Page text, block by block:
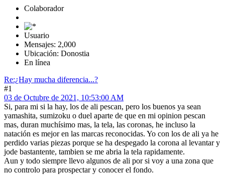
Colaborador
Usuario
Mensajes: 2,000
Ubicación: Donostia
En línea
Re:¿Hay mucha diferencia...?
#1
03 de Octubre de 2021, 10:53:00 AM
Si, para mi si la hay, los de ali pescan, pero los buenos ya sean
yamashita, sumizoku o duel aparte de que en mi opinion pescan
mas, duran muchísimo mas, la tela, las coronas, he incluso la
natación es mejor en las marcas reconocidas. Yo con los de ali ya he
perdido varias piezas porque se ha despegado la corona al levantar y
jode bastantente, tambien se me abria la tela rapidamente.
Aun y todo siempre llevo algunos de ali por si voy a una zona que
no controlo para prospectar y conocer el fondo.